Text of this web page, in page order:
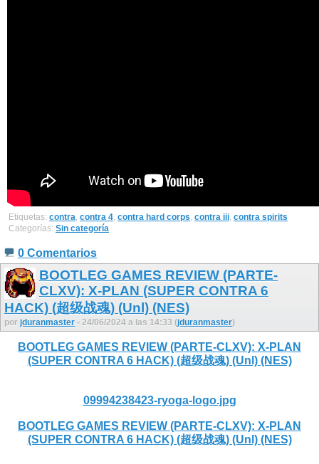
Etiquetas: contra contra 4 contra hard corps contra iii contra spirits
Categorías: Sin categoría
0 Comentarios
BOOTLEG GAMES REVIEW (PARTE-
CLXV): X-PLAN (SUPER CONTRA 6
HACK) (超级战魂) (Unl) (NES)
por jduranmaster - 24/06/2024 a las 14:33 (jduranmaster)
BOOTLEG GAMES REVIEW (PARTE-CLXV): X-PLAN
(SUPER CONTRA 6 HACK) (超级战魂) (Unl) (NES)
09994238423-ryoga-logo.jpg
BOOTLEG GAMES REVIEW (PARTE-CLXV): X-PLAN
(SUPER CONTRA 6 HACK) (超级战魂) (Unl) (NES)